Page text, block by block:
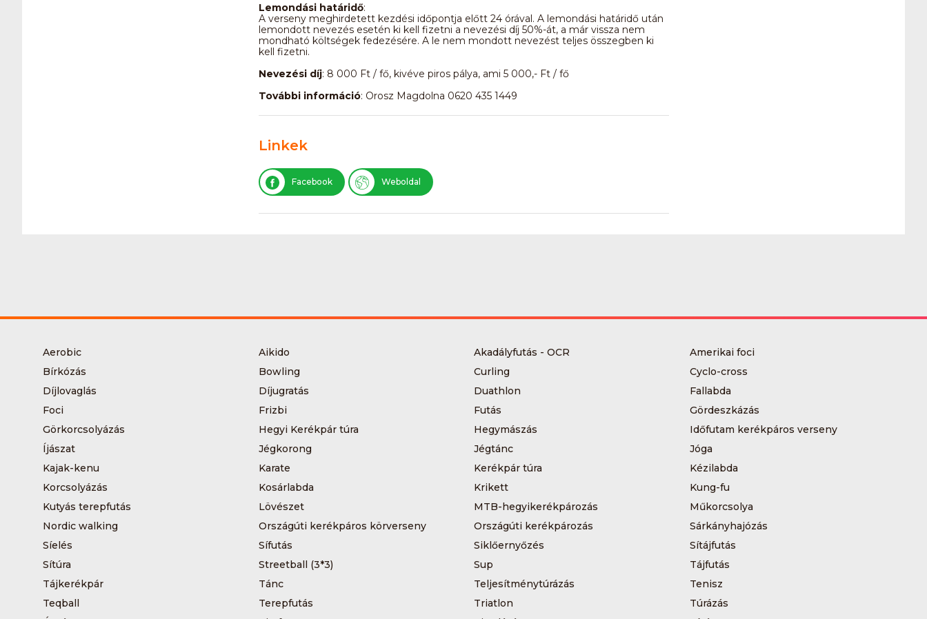
Lemondási határidő:
A verseny meghirdetett kezdési időpontja előtt 24 órával. A lemondási határidő után
lemondott nevezés esetén ki kell fizetni a nevezési díj 50%-át, a már vissza nem
mondható költségek fedezésére. A le nem mondott nevezést teljes összegben ki
kell fizetni.
Nevezési díj: 8 000 Ft / fő, kivéve piros pálya, ami 5 000,- Ft / fő
További információ: Orosz Magdolna 0620 435 1449
Linkek
Facebook Weboldal
Aerobic Aikido Akadályfutás - OCR
Amerikai foci
Bírkózás
Bowling Curling
Cyclo-cross
Díjlovaglás
Díjugratás Duathlon
Fallabda
Foci
Frizbi Futás
Gördeszkázás
Görkorcsolyázás
Hegyi Kerékpár túra Hegymászás
Időfutam kerékpáros verseny
Íjászat
Jégkorong Jégtánc
Jóga
Kajak-kenu
Karate Kerékpár túra
Kézilabda
Korcsolyázás
Kosárlabda Krikett
Kung-fu
Kutyás terepfutás
Lövészet MTB-hegyikerékpározás
Műkorcsolya
Nordic walking
Országúti kerékpáros körverseny Országúti kerékpározás
Sárkányhajózás
Síelés
Sífutás Siklőernyőzés
Sítájfutás
Sítúra
Streetball (3*3) Sup
Tájfutás
Tájkerékpár
Tánc Teljesítménytúrázás
Tenisz
Teqball
Terepfutás Triatlon
Túrázás